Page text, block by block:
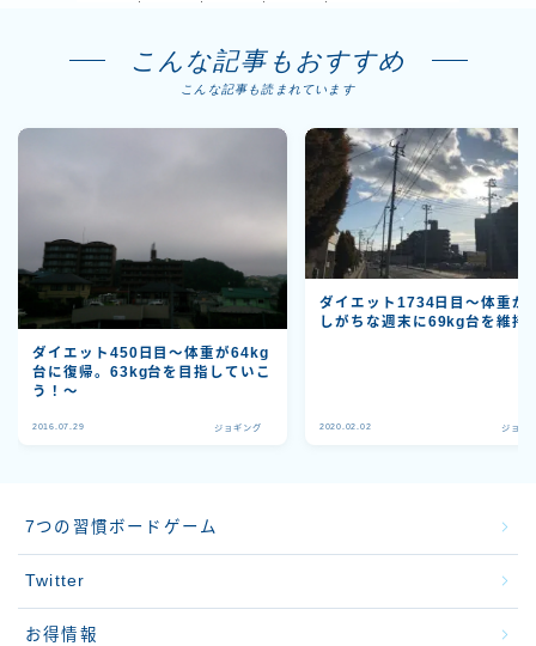
こんな記事もおすすめ
こんな記事も読まれています
ダイエット450日目〜体重が64kg
台に復帰。63kg台を目指していこ
う！〜
2016.07.29 ジョギング
ダイエット1734日目～体重が
しがちな週末に69kg台を維持
2020.02.02 ジョギ
7つの習慣ボードゲーム
Twitter
お得情報